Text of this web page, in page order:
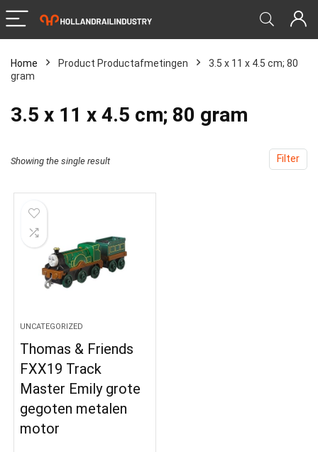
Home Product Productafmetingen
‎3.5 x 11 x 4.5 cm; 80
gram
‎3.5 x 11 x 4.5 cm; 80 gram
Filter
Showing the single result
UNCATEGORIZED
Thomas & Friends
FXX19 Track
Master Emily grote
gegoten metalen
motor